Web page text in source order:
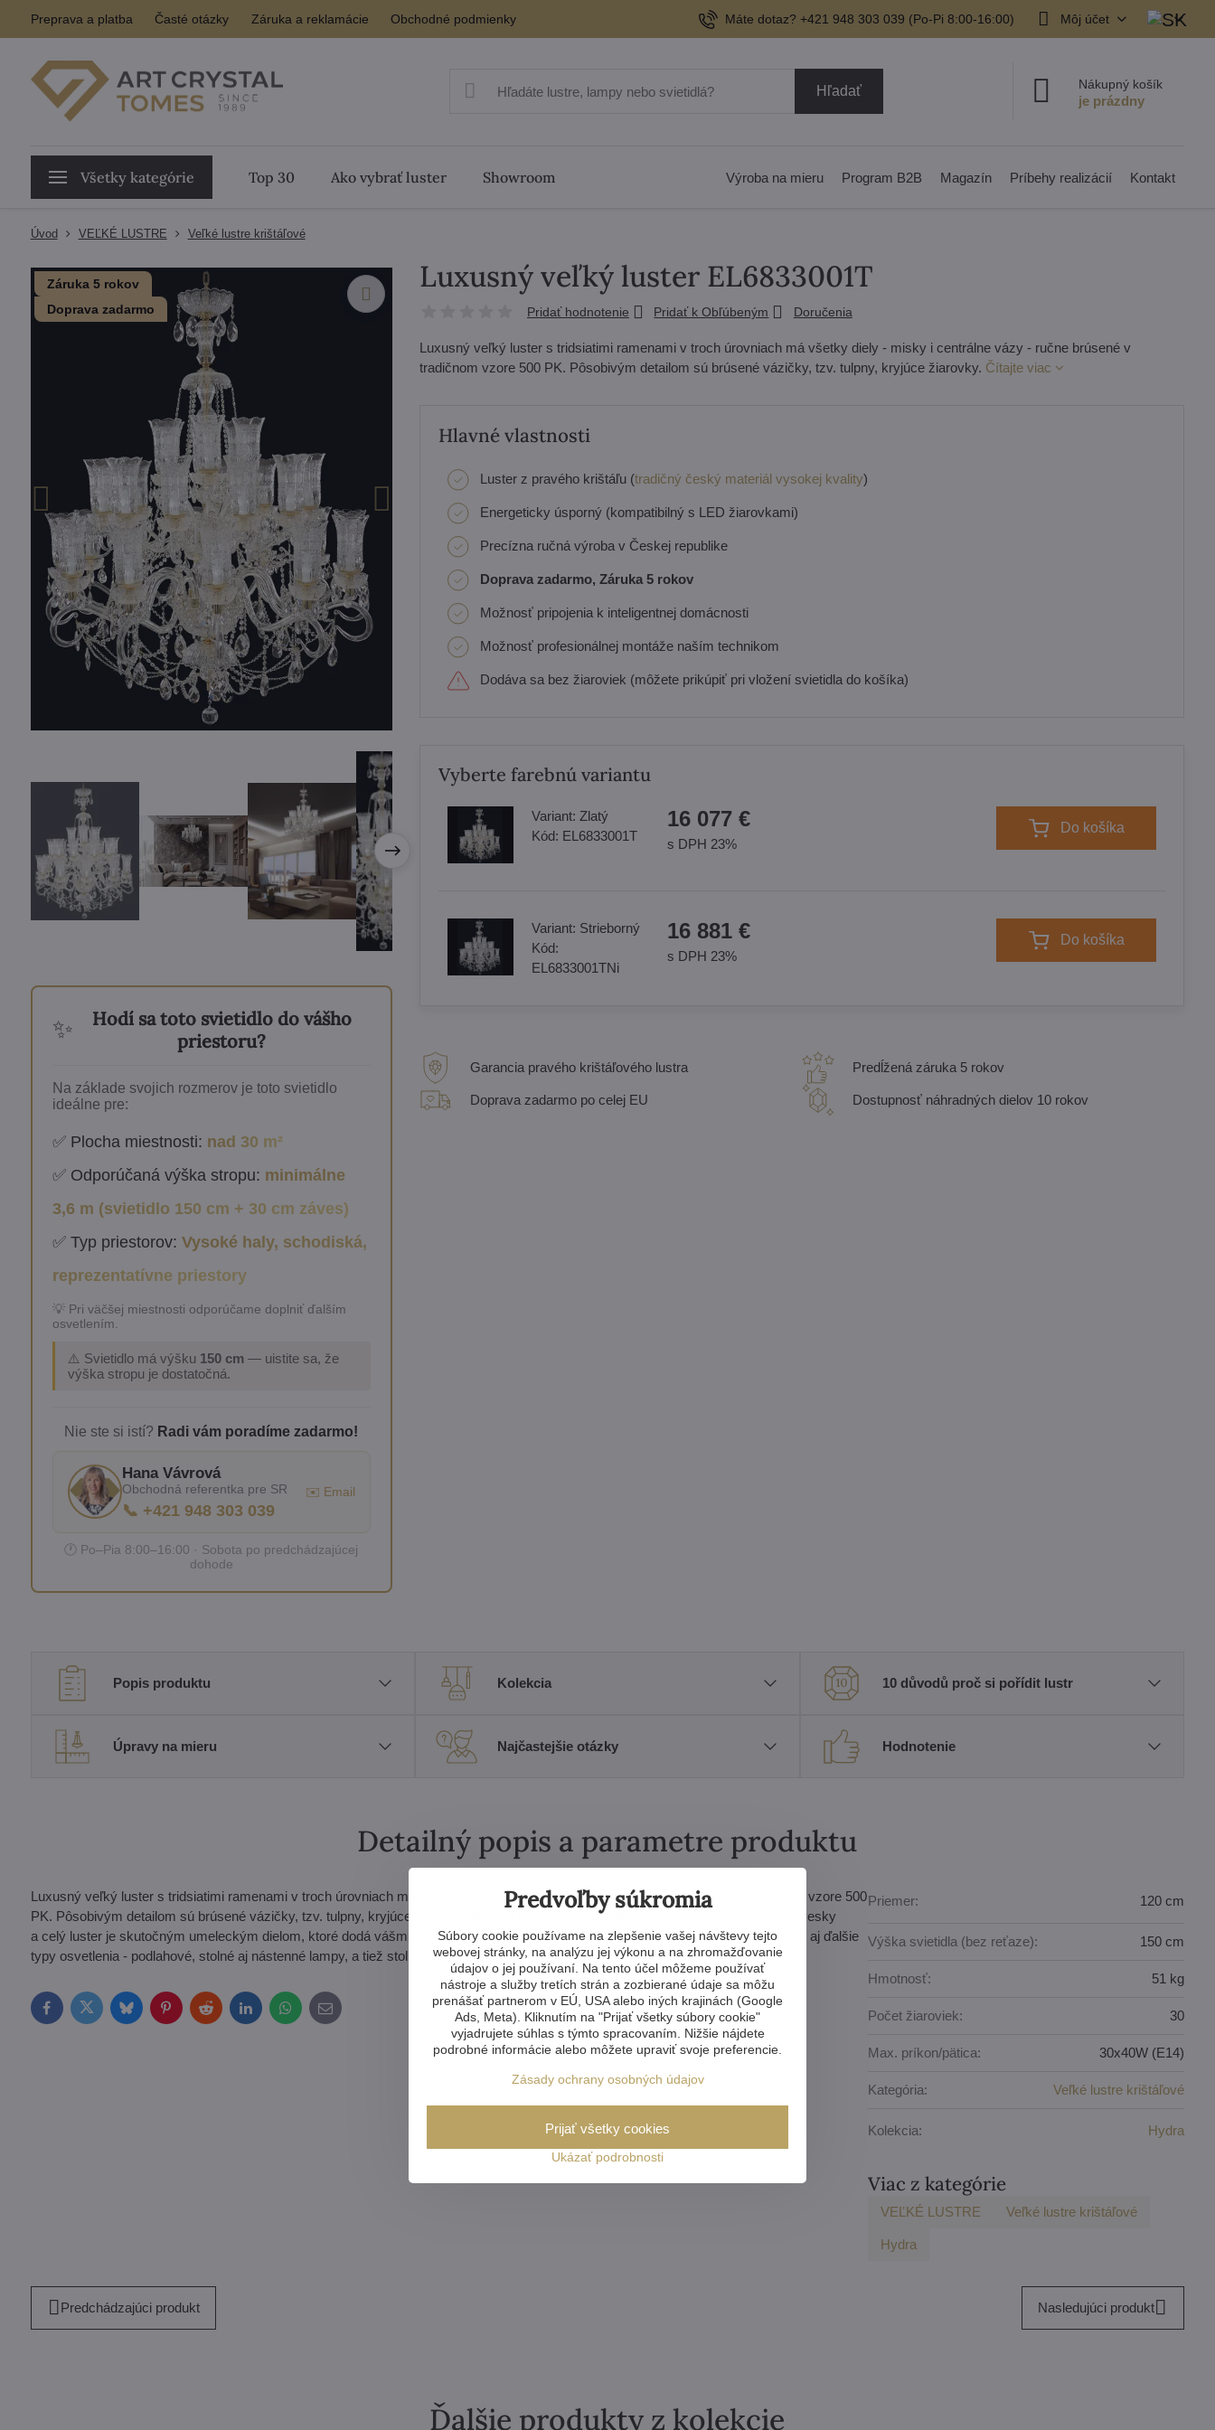
Preprava a platba Časté otázky Záruka a reklamácie Obchodné podmienky Máte dotaz? +421 948 303 039 (Po-Pi 8:00-16:00) Môj účet
Hľadať Nákupný košík
Všetky kategórie Top 30 Ako vybrať luster Showroom Výroba na mieru Program B2B Magazín Príbehy realizácií Kontakt
Úvod VEĽKÉ LUSTRE Veľké lustre krištáľové
Záruka 5 rokov
Doprava zadarmo
✨
Hodí sa toto svietidlo do vášho
priestoru?
Na základe svojich rozmerov je toto svietidlo
ideálne pre:
✅ Plocha miestnosti: nad 30 m²
✅ Odporúčaná výška stropu: minimálne
3,6 m (svietidlo 150 cm + 30 cm záves)
✅ Typ priestorov: Vysoké haly, schodiská,
reprezentatívne priestory
💡 Pri väčšej miestnosti odporúčame doplniť ďalším
osvetlením.
⚠️ Svietidlo má výšku 150 cm— uistite sa, že
výška stropu je dostatočná.
Nie ste si istí? Radi vám poradíme zadarmo!
Hana Vávrová
Obchodná referentka pre SR
📞 +421 948 303 039
✉️ Email
🕐 Po–Pia 8:00–16:00 · Sobota po predchádzajúcej
dohode
Luxusný veľký luster EL6833001T
Pridať hodnotenie Pridať k Obľúbeným Doručenia
Luxusný veľký luster s tridsiatimi ramenami v troch úrovniach má všetky diely - misky i centrálne vázy - ručne brúsené v
tradičnom vzore 500 PK. Pôsobivým detailom sú brúsené vázičky, tzv. tulpny, kryjúce žiarovky. Čítajte viac
Hlavné vlastnosti
Luster z pravého krištáľu (tradičný český materiál vysokej kvality)
Energeticky úsporný (kompatibilný s LED žiarovkami)
Precízna ručná výroba v Českej republike
Doprava zadarmo, Záruka 5 rokov
Možnosť pripojenia k inteligentnej domácnosti
Možnosť profesionálnej montáže naším technikom
Dodáva sa bez žiaroviek (môžete prikúpiť pri vložení svietidla do košíka)
Vyberte farebnú variantu
Variant: Zlatý
Kód: EL6833001T
16 077 €
s DPH 23%
Do košíka
Variant: Strieborný
Kód:
EL6833001TNi
16 881 €
s DPH 23%
Do košíka
Garancia pravého krištáľového lustra
Doprava zadarmo po celej EU
Predĺžená záruka 5 rokov
Dostupnosť náhradných dielov 10 rokov
Popis produktu Kolekcia 10 důvodů proč si pořídit lustr
Úpravy na mieru Najčastejšie otázky Hodnotenie
Detailný popis a parametre produktu
Luxusný veľký luster s tridsiatimi ramenami v troch úrovniach má všetky diely - misky i centrálne vázy - ručne brúsené v tradičnom vzore 500
PK. Pôsobivým detailom sú brúsené vázičky, tzv. tulpny, kryjúce žiarovky. Krásne tvarované ramená sú ozdobené krištáľovými prívesky
a celý luster je skutočným umeleckým dielom, ktoré dodá vášmu interiéru neopakovateľný luxus. V rovnakom prevedení ponúkame aj ďalšie
typy osvetlenia - podlahové, stolné aj nástenné lampy, a tiež stolné brúsené sklo.
FacebookTwitterBlueskyPinterestRedditLinkedInWhatsApp
E-
mail
Priemer: 120 cm
Výška svietidla (bez reťaze): 150 cm
Hmotnosť: 51 kg
Počet žiaroviek: 30
Max. príkon/pätica: 30x40W (E14)
Kategória: Veľké lustre krištáľové
Kolekcia: Hydra
Viac z kategórie
VEĽKÉ LUSTRE Veľké lustre krištáľové
Hydra
Predchádzajúci produkt Nasledujúci produkt
Ďalšie produkty z kolekcie
Predvoľby súkromia
Súbory cookie používame na zlepšenie vašej návštevy tejto
webovej stránky, na analýzu jej výkonu a na zhromažďovanie
údajov o jej používaní. Na tento účel môžeme používať
nástroje a služby tretích strán a zozbierané údaje sa môžu
prenášať partnerom v EÚ, USA alebo iných krajinách (Google
Ads, Meta). Kliknutím na "Prijať všetky súbory cookie"
vyjadrujete súhlas s týmto spracovaním. Nižšie nájdete
podrobné informácie alebo môžete upraviť svoje preferencie.
Zásady ochrany osobných údajov
Ukázať podrobnosti
Prijať všetky cookies